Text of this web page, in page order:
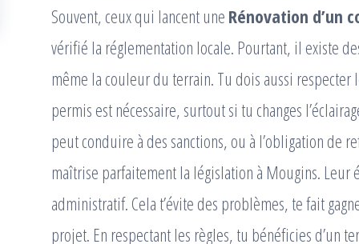
Souvent, ceux qui lancent une Rénovation d’un
vérifié la réglementation locale. Pourtant, il existe
même la couleur du terrain. Tu dois aussi respecter
permis est nécessaire, surtout si tu changes
peut conduire à des sanctions, ou à l’obligation de
maîtrise parfaitement la législation à Mougins.
administratif. Cela t’évite des problèmes, te fait
projet. En respectant les règles, tu bénéficies d’un